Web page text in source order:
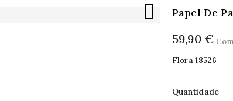
 Papel De
59,90 €
Flora 18526
Quantidade